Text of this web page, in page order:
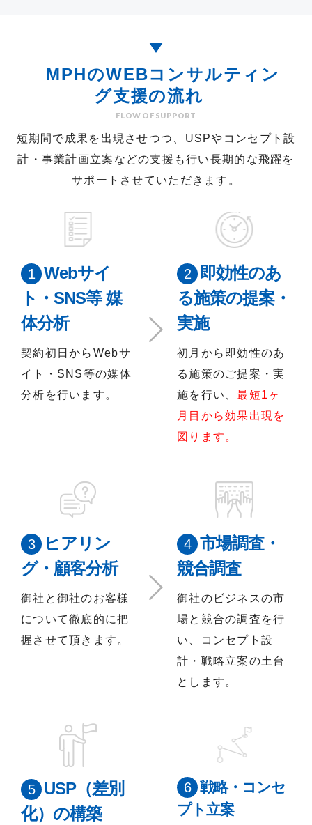
MPHのWEBコンサルティン
グ支援の流れ
FLOW OF SUPPORT
短期間で成果を出現させつつ、USPやコンセプト設
計・事業計画立案などの支援も行い長期的な飛躍を
サポートさせていただきます。
Webサイ
ト・SNS等 媒
体分析
契約初日からWebサ
イト・SNS等の媒体
分析を行います。
即効性のあ
る施策の提案・
実施
初月から即効性のあ
る施策のご提案・実
施を行い、最短1ヶ
月目から効果出現を
図ります。
ヒアリン
グ・顧客分析
御社と御社のお客様
について徹底的に把
握させて頂きます。
市場調査・
競合調査
御社のビジネスの市
場と競合の調査を行
い、コンセプト設
計・戦略立案の土台
とします。
USP（差別
化）の構築
戦略・コンセ
プト立案